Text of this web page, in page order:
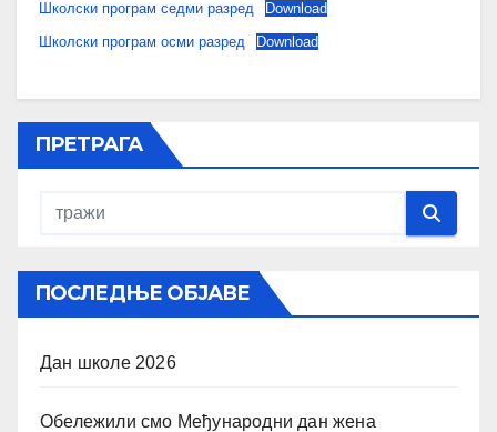
Школски програм седми разред
Download
Школски програм осми разред
Download
ПРЕТРАГА
ПОСЛЕДЊЕ ОБЈАВЕ
Дан школе 2026
Обележили смо Међународни дан жена